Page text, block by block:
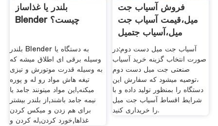
بلندر یا غذاساز
Blender چیست؟
بلندر Blender به دستگاه یا
وسیله برقی ای اطلاق میشه که
به وسیله قدرت موتورش و تیزی
تیغه هاش مواد رو له و پوره
میکنه,این مواد میتونند جامد یا
نیمه جامد باشند,از بلندر بیشتر
برای هم زدن و میکس کردن
غذاها,خورد کردن,له کردن و
فروش آسیاب جت
میل،قیمت آسیاب جت
میل،آسیاب جتمیل
Eforosh
آسیاب جت میل دست دوم:در
صورت انتخاب گزینه خرید آسیاب
صنعتی جت میل دست دوم
،توصیه میشود که سفارش این
دستگاه را بمنظور تولید داده و با
شرایط اقساط آسیاب جت میل
را خریداری کنید.